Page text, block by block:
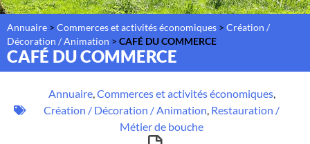
Annuaire > Commerces et activités économiques > Création /
Décoration / Animation > CAFÉ DU COMMERCE
CAFÉ DU COMMERCE
Annuaire,Commerces et activités économiques,
Création / Décoration / Animation, Restauration /
Métier de bouche